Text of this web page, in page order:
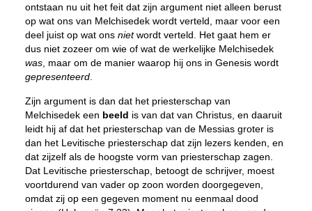
ontstaan nu uit het feit dat zijn argument niet alleen berust
op wat ons van Melchisedek wordt verteld, maar voor een
deel juist op wat ons nietwordt verteld. Het gaat hem er
dus niet zozeer om wie of wat de werkelijke Melchisedek
was, maar om de manier waarop hij ons in Genesis wordt
gepresenteerd.
Zijn argument is dan dat het priesterschap van
Melchisedek een beeld is van dat van Christus, en daaruit
leidt hij af dat het priesterschap van de Messias groter is
dan het Levitische priesterschap dat zijn lezers kenden, en
dat zijzelf als de hoogste vorm van priesterschap zagen.
Dat Levitische priesterschap, betoogt de schrijver, moest
voortdurend van vader op zoon worden doorgegeven,
omdat zij op een gegeven moment nu eenmaal dood